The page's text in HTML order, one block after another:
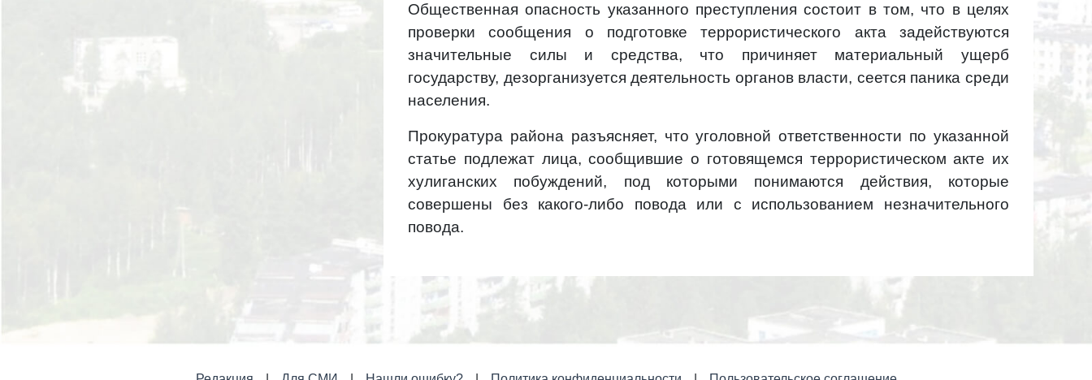
Общественная опасность указанного преступления состоит в том, что в целях
проверки сообщения о подготовке террористического акта задействуются
значительные силы и средства, что причиняет материальный ущерб
государству, дезорганизуется деятельность органов власти, сеется паника среди
населения.
Прокуратура района разъясняет, что уголовной ответственности по указанной
статье подлежат лица, сообщившие о готовящемся террористическом акте их
хулиганских побуждений, под которыми понимаются действия, которые
совершены без какого-либо повода или с использованием незначительного
повода.